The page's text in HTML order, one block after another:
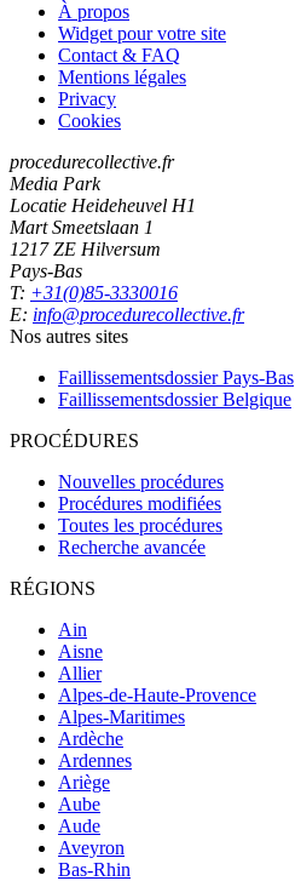
À propos
Widget pour votre site
Contact & FAQ
Mentions légales
Privacy
Cookies
procedurecollective.fr
Media Park
Locatie Heideheuvel H1
Mart Smeetslaan 1
1217 ZE Hilversum
Pays-Bas
T: +31(0)85-3330016
E: info@procedurecollective.fr
Nos autres sites
Faillissementsdossier Pays-Bas
Faillissementsdossier Belgique
PROCÉDURES
Nouvelles procédures
Procédures modifiées
Toutes les procédures
Recherche avancée
RÉGIONS
Ain
Aisne
Allier
Alpes-de-Haute-Provence
Alpes-Maritimes
Ardèche
Ardennes
Ariège
Aube
Aude
Aveyron
Bas-Rhin